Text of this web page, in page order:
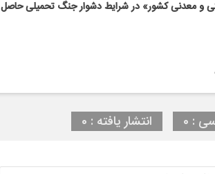
و معدنی کشور» در شرایط دشوار جنگ تحمیلی حاصل
: 0 انتشار یافته : 0